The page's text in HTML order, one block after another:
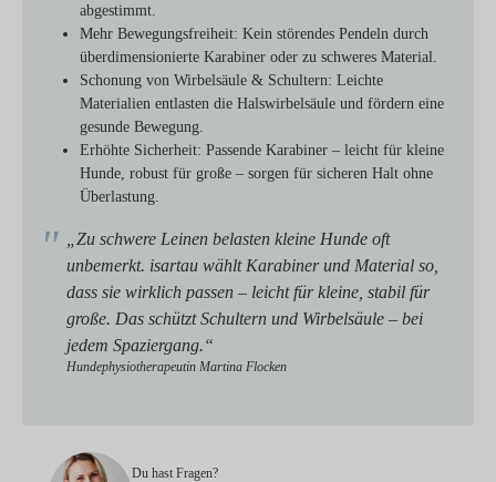
abgestimmt.
Mehr Bewegungsfreiheit: Kein störendes Pendeln durch
überdimensionierte Karabiner oder zu schweres Material.
Schonung von Wirbelsäule & Schultern: Leichte
Materialien entlasten die Halswirbelsäule und fördern eine
gesunde Bewegung.
Erhöhte Sicherheit: Passende Karabiner – leicht für kleine
Hunde, robust für große – sorgen für sicheren Halt ohne
Überlastung.
„Zu schwere Leinen belasten kleine Hunde oft
unbemerkt. isartau wählt Karabiner und Material so,
dass sie wirklich passen – leicht für kleine, stabil für
große. Das schützt Schultern und Wirbelsäule – bei
jedem Spaziergang.“
Hundephysiotherapeutin Martina Flocken
Du hast Fragen?